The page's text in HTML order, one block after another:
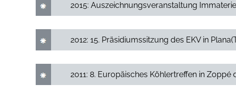
2015: Auszeichnungsveranstaltung
2012: 15. Präsidiumssitzung des EKV in
2011: 8. Europäisches Köhlertreffen in Zoppé